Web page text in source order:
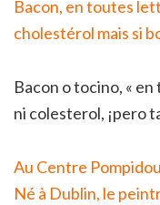
Bacon, en toutes
cholestérol mais si
Bacon o tocino, «
ni colesterol, ¡pero
Au Centre
Né à Dublin, le